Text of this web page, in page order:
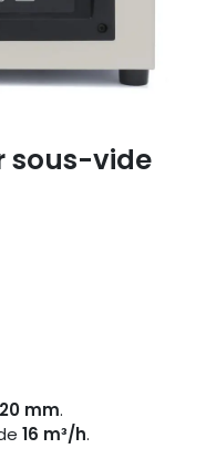
sous-vide
mm.
16 m³/h.